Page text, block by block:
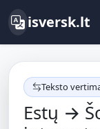
isversk.lt
Teksto
Estų →